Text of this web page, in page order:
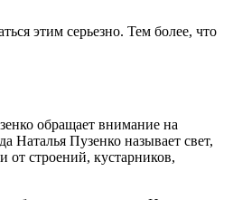
этим серьезно. Тем более, что
обращает внимание на
Наталья Пузенко называет свет,
от строений, кустарников,